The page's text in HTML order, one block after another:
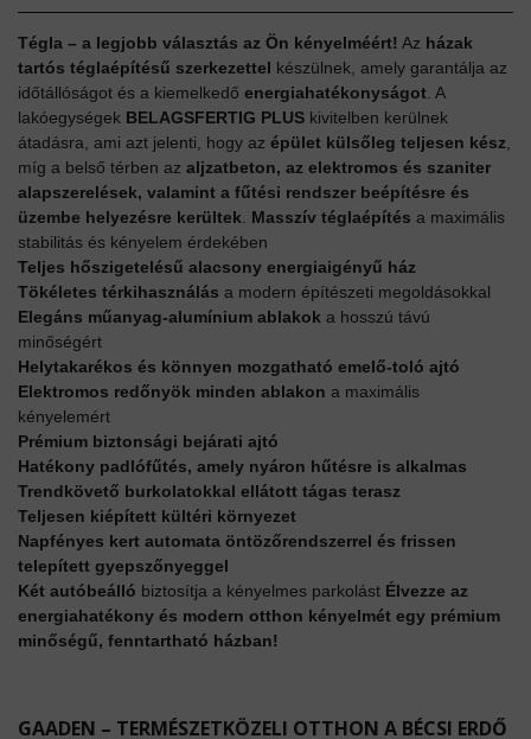
Tégla – a legjobb választás az Ön kényelméért! Az házak
tartós téglaépítésű szerkezettel készülnek, amely garantálja az
időtállóságot és a kiemelkedő energiahatékonyságot. A
lakóegységek BELAGSFERTIG PLUS kivitelben kerülnek
átadásra, ami azt jelenti, hogy az épület külsőleg teljesen kész,
míg a belső térben az aljzatbeton, az elektromos és szaniter
alapszerelések, valamint a fűtési rendszer beépítésre és
üzembe helyezésre kerültek. Masszív téglaépítés a maximális
stabilitás és kényelem érdekében
Teljes hőszigetelésű alacsony energiaigényű ház
Tökéletes térkihasználás a modern építészeti megoldásokkal
Elegáns műanyag-alumínium ablakok a hosszú távú
minőségért
Helytakarékos és könnyen mozgatható emelő-toló ajtó
Elektromos redőnyök minden ablakon a maximális
kényelemért
Prémium biztonsági bejárati ajtó
Hatékony padlófűtés, amely nyáron hűtésre is alkalmas
Trendkövető burkolatokkal ellátott tágas terasz
Teljesen kiépített kültéri környezet
Napfényes kert automata öntözőrendszerrel és frissen
telepített gyepszőnyeggel
Két autóbeálló biztosítja a kényelmes parkolást Élvezze az
energiahatékony és modern otthon kényelmét egy prémium
minőségű, fenntartható házban!
GAADEN – TERMÉSZETKÖZELI OTTHON A BÉCSI ERDŐ